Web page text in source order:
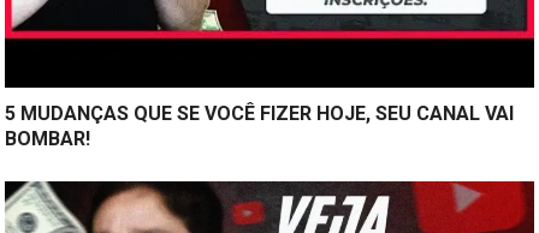
5 MUDANÇAS QUE SE VOCÊ FIZER HOJE, SEU CANAL VAI
BOMBAR!